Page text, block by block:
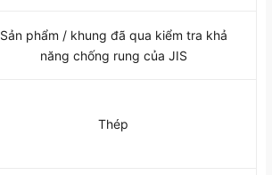
Sản phẩm / khung đã qua kiểm tra khả
năng chống rung của JIS
Thép